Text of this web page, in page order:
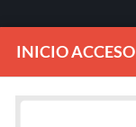
INICIO ACCESO